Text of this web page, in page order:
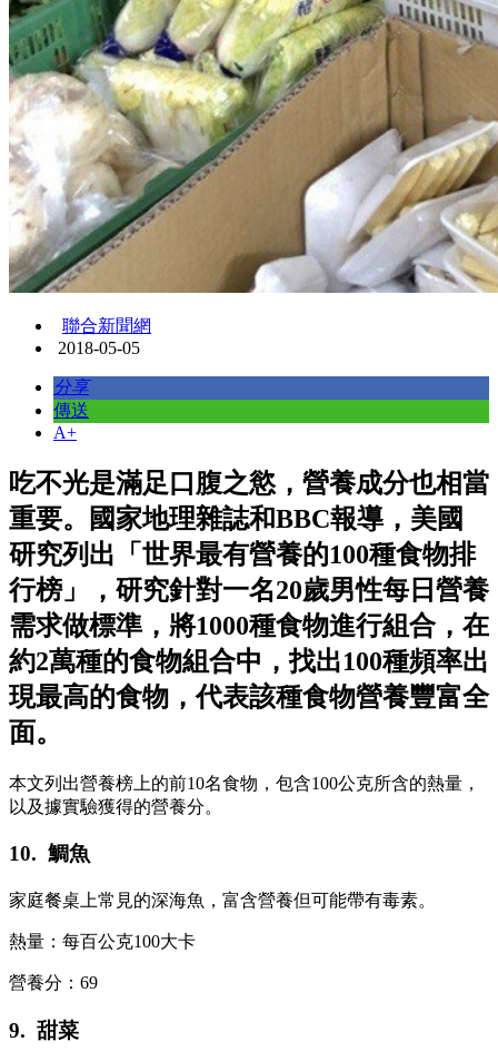
聯合新聞網
2018-05-05
分享
傳送
A+
吃不光是滿足口腹之慾，營養成分也相當
重要。國家地理雜誌和BBC報導，美國
研究列出「世界最有營養的100種食物排
行榜」，研究針對一名20歲男性每日營養
需求做標準，將1000種食物進行組合，在
約2萬種的食物組合中，找出100種頻率出
現最高的食物，代表該種食物營養豐富全
面。
本文列出營養榜上的前10名食物，包含100公克所含的熱量，
以及據實驗獲得的營養分。
10. 鯛魚
家庭餐桌上常見的深海魚，富含營養但可能帶有毒素。
熱量：每百公克100大卡
營養分：69
9. 甜菜